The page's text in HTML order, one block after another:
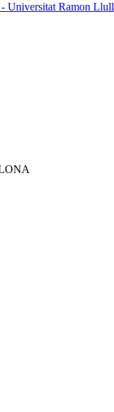
Universitat Ramon Llull